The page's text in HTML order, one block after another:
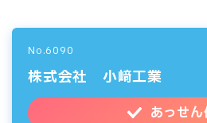
No.6090
株式会社 小﨑工業
あっせ